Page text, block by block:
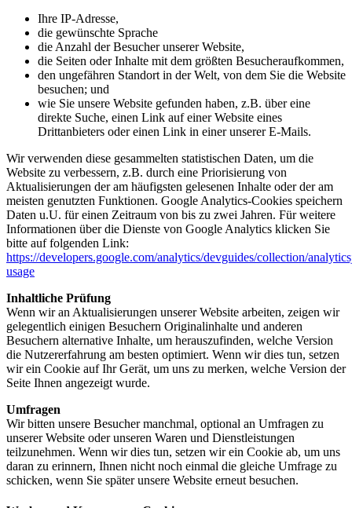
Ihre IP-Adresse,
die gewünschte Sprache
die Anzahl der Besucher unserer Website,
die Seiten oder Inhalte mit dem größten Besucheraufkommen,
den ungefähren Standort in der Welt, von dem Sie die Website
besuchen; und
wie Sie unsere Website gefunden haben, z.B. über eine
direkte Suche, einen Link auf einer Website eines
Drittanbieters oder einen Link in einer unserer E-Mails.
Wir verwenden diese gesammelten statistischen Daten, um die
Website zu verbessern, z.B. durch eine Priorisierung von
Aktualisierungen der am häufigsten gelesenen Inhalte oder der am
meisten genutzten Funktionen. Google Analytics-Cookies speichern
Daten u.U. für einen Zeitraum von bis zu zwei Jahren. Für weitere
Informationen über die Dienste von Google Analytics klicken Sie
bitte auf folgenden Link:
https://developers.google.com/analytics/devguides/collection/
usage
Inhaltliche Prüfung
Wenn wir an Aktualisierungen unserer Website arbeiten, zeigen wir
gelegentlich einigen Besuchern Originalinhalte und anderen
Besuchern alternative Inhalte, um herauszufinden, welche Version
die Nutzererfahrung am besten optimiert. Wenn wir dies tun, setzen
wir ein Cookie auf Ihr Gerät, um uns zu merken, welche Version der
Seite Ihnen angezeigt wurde.
Umfragen
Wir bitten unsere Besucher manchmal, optional an Umfragen zu
unserer Website oder unseren Waren und Dienstleistungen
teilzunehmen. Wenn wir dies tun, setzen wir ein Cookie ab, um uns
daran zu erinnern, Ihnen nicht noch einmal die gleiche Umfrage zu
schicken, wenn Sie später unsere Website erneut besuchen.